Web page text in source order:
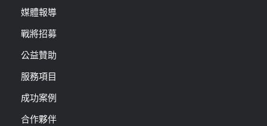
媒體報導
戰將招募
公益贊助
服務項目
成功案例
合作夥伴